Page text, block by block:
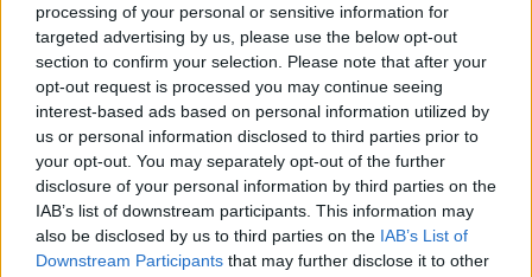
processing of your personal or sensitive information for
targeted advertising by us, please use the below opt-out
section to confirm your selection. Please note that after your
opt-out request is processed you may continue seeing
interest-based ads based on personal information utilized by
us or personal information disclosed to third parties prior to
your opt-out. You may separately opt-out of the further
disclosure of your personal information by third parties on the
IAB’s list of downstream participants. This information may
also be disclosed by us to third parties on the IAB’s List of
Downstream Participants that may further disclose it to other